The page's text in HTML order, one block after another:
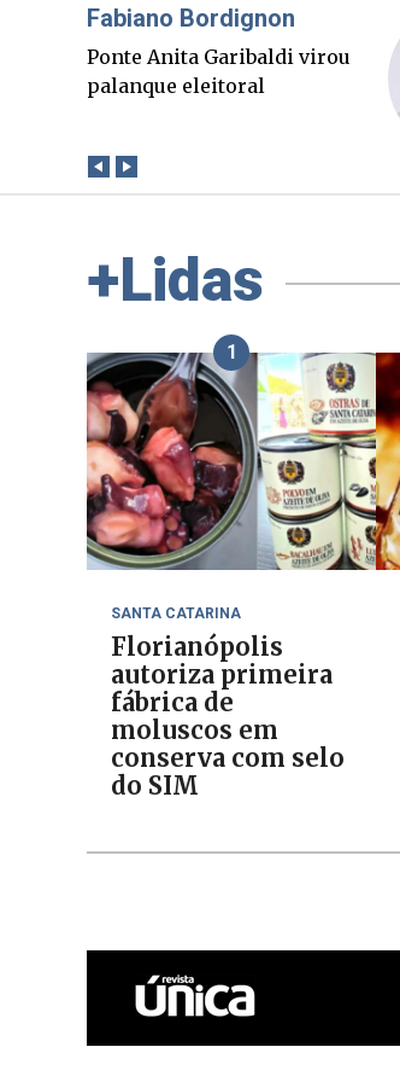
Misael Elias
O Boato corre mais rápido
que a verdade. Mas quem
+Lidas
1
SANTA CATARINA
Florianópolis
autoriza primeira
fábrica de
moluscos em
conserva com selo
do SIM